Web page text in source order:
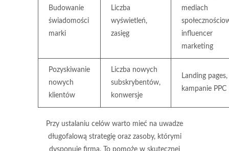
Budowanie
świadomości
marki
Liczba
wyświetleń,
zasięg
mediach
influencer
marketing
Pozyskiwanie
nowych
klientów
Liczba nowych
subskrybentów,
konwersje
Landing pages,
kampanie PPC
Przy ustalaniu celów warto mieć na uwadze
długofalową strategię oraz zasoby, którymi